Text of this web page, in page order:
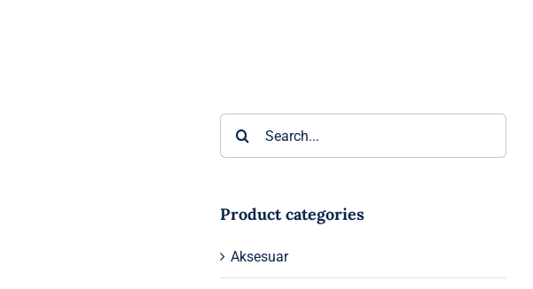
Product categories
Aksesuar